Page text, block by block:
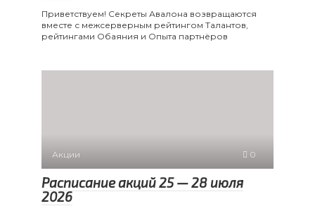
Приветствуем! Секреты Авалона возвращаются
вместе с межсерверным рейтингом Талантов,
рейтингами Обаяния и Опыта партнёров
Акции 0
Расписание акций 25 — 28 июля
2026